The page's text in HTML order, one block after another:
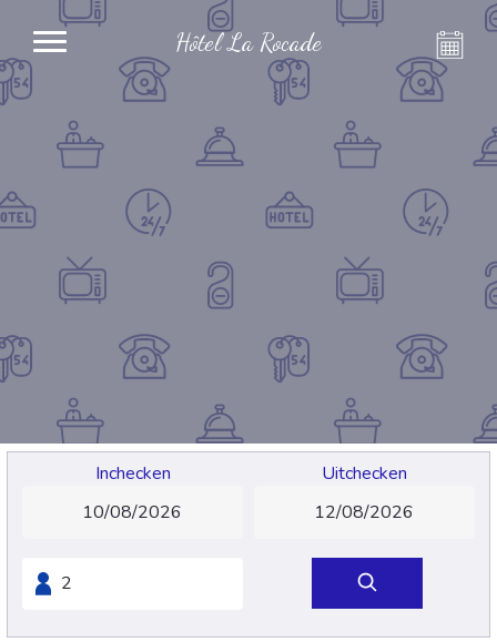
Hôtel La Rocade
Inchecken Uitchecken